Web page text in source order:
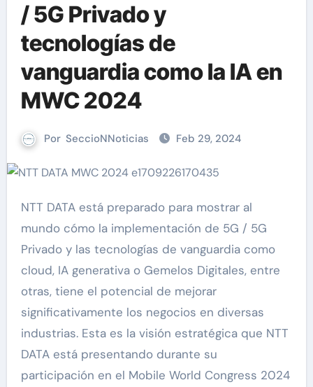
/ 5G Privado y
tecnologías de
vanguardia como la IA en
MWC 2024
Por SeccioNNoticias Feb 29, 2024
NTT DATA está preparado para mostrar al
mundo cómo la implementación de 5G / 5G
Privado y las tecnologías de vanguardia como
cloud, IA generativa o Gemelos Digitales, entre
otras, tiene el potencial de mejorar
significativamente los negocios en diversas
industrias. Esta es la visión estratégica que NTT
DATA está presentando durante su
participación en el Mobile World Congress 2024